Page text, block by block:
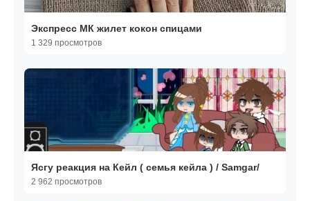
Экспресс МК жилет кокон спицами
1 329 просмотров
Ясгу реакция на Кейл ( семья кейла ) / Samgar/
2 962 просмотров